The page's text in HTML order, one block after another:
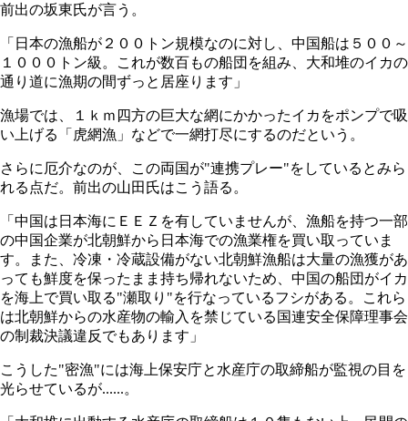
前出の坂東氏が言う。
「日本の漁船が２００トン規模なのに対し、中国船は５００～
１０００トン級。これが数百もの船団を組み、大和堆のイカの
通り道に漁期の間ずっと居座ります」
漁場では、１ｋｍ四方の巨大な網にかかったイカをポンプで吸
い上げる「虎網漁」などで一網打尽にするのだという。
さらに厄介なのが、この両国が"連携プレー"をしているとみら
れる点だ。前出の山田氏はこう語る。
「中国は日本海にＥＥＺを有していませんが、漁船を持つ一部
の中国企業が北朝鮮から日本海での漁業権を買い取っていま
す。また、冷凍・冷蔵設備がない北朝鮮漁船は大量の漁獲があ
っても鮮度を保ったまま持ち帰れないため、中国の船団がイカ
を海上で買い取る"瀬取り"を行なっているフシがある。これら
は北朝鮮からの水産物の輸入を禁じている国連安全保障理事会
の制裁決議違反でもあります」
こうした"密漁"には海上保安庁と水産庁の取締船が監視の目を
光らせているが......。